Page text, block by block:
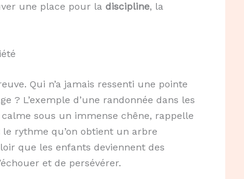
une place pour la discipline, la
Qui n’a jamais ressenti une pointe
? L’exemple d’une randonnée dans les
sous un immense chêne, rappelle
le rythme qu’on obtient un arbre
que les enfants deviennent des
et de persévérer.